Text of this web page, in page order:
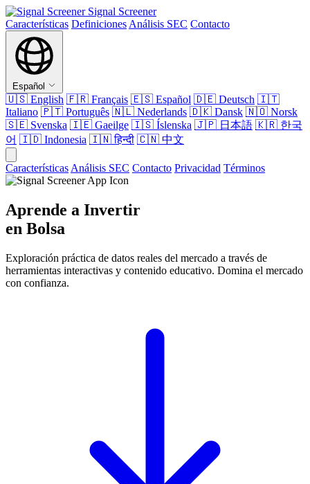
Signal Screener
Características Definiciones Análisis SEC Contacto
Español
🇺🇸 English 🇫🇷 Français 🇪🇸 Español 🇩🇪 Deutsch 🇮🇹
Italiano 🇵🇹 Português 🇳🇱 Nederlands 🇩🇰 Dansk 🇳🇴 Norsk
🇸🇪 Svenska 🇮🇪 Gaeilge 🇮🇸 Íslenska 🇯🇵 日本語 🇰🇷 한국
어 🇮🇩 Indonesia 🇮🇳हिन्दी 🇨🇳 中文
Características Análisis SEC Contacto Privacidad Términos
Aprende a Invertir
en Bolsa
Exploración práctica de datos reales del mercado a través de
herramientas interactivas y contenido educativo. Domina el mercado
con confianza.